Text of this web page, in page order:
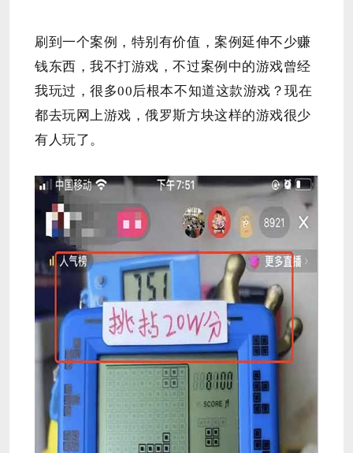
刷到一个案例，特别有价值，案例延伸不少赚
钱东西，我不打游戏，不过案例中的游戏曾经
我玩过，很多00后根本不知道这款游戏？现在
都去玩网上游戏，俄罗斯方块这样的游戏很少
有人玩了。